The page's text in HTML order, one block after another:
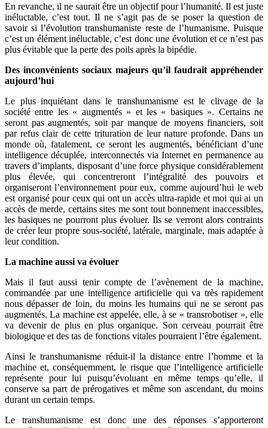
En revanche, il ne saurait être un objectif pour l’humanité. Il est juste
inéluctable, c’est tout. Il ne s’agit pas de se poser la question de
savoir si l’évolution transhumaniste reste de l’humanisme. Puisque
c’est un élément inéluctable, c’est donc une évolution et ce n’est pas
plus évitable que la perte des poils après la bipédie.
Des inconvénients sociaux majeurs qu’il faudrait appréhender
aujourd’hui
Le plus inquiétant dans le transhumanisme est le clivage de la
société entre les « augmentés » et les « basiques ». Certains ne
seront pas augmentés, soit par manque de moyens financiers, soit
par refus clair de cette trituration de leur nature profonde. Dans un
monde où, fatalement, ce seront les augmentés, bénéficiant d’une
intelligence décuplée, interconnectés via Internet en permanence au
travers d’implants, disposant d’une force physique considérablement
plus élevée, qui concentreront l’intégralité des pouvoirs et
organiseront l’environnement pour eux, comme aujourd’hui le web
est organisé pour ceux qui ont un accès ultra-rapide et moi qui ai un
accès de merde, certains sites me sont tout bonnement inaccessibles,
les basiques ne pourront plus évoluer. Ils se verront alors contraints
de créer leur propre sous-société, latérale, marginale, mais adaptée à
leur condition.
La machine aussi va évoluer
Mais il faut aussi tenir compte de l’avènement de la machine,
commandée par une intelligence artificielle qui va très rapidement
nous dépasser de loin, du moins les humains qui ne se seront pas
augmentés. La machine est appelée, elle, à se « transrobotiser », elle
va devenir de plus en plus organique. Son cerveau pourrait être
biologique et des tas de fonctions vitales pourraient l’être également.
Ainsi le transhumanisme réduit-il la distance entre l’homme et la
machine et, conséquemment, le risque que l’intelligence artificielle
représente pour lui puisqu’évoluant en même temps qu’elle, il
conserve sa part de prérogatives et même son ascendant, du moins
durant un certain temps.
Le transhumanisme est donc une des réponses s’apporteront